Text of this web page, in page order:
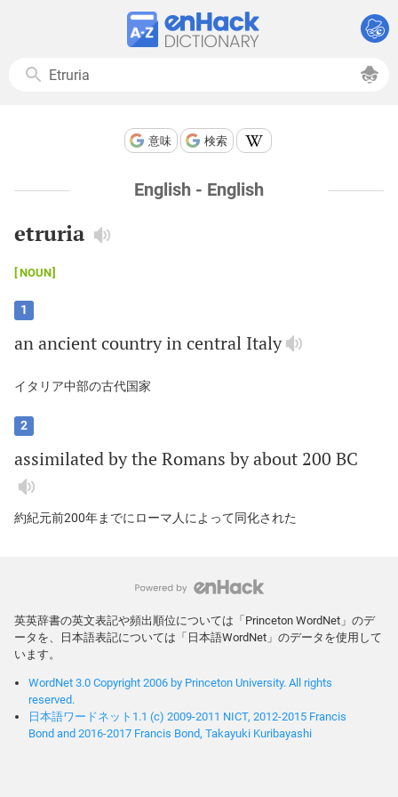
意味 検索
English - English
etruria
NOUN
1
anancientcountry incentral Italy
イタリア中部の古代国家
2
assimilatedbythe Romans byabout 200 BC
約紀元前200年までにローマ人によって同化された
英英辞書の英文表記や頻出順位については「Princeton WordNet」のデ
ータを、日本語表記については「日本語WordNet」のデータを使用して
います。
WordNet 3.0 Copyright 2006 by Princeton University. All rights
reserved.
日本語ワードネット1.1 (c) 2009-2011 NICT, 2012-2015 Francis
Bond and 2016-2017 Francis Bond, Takayuki Kuribayashi